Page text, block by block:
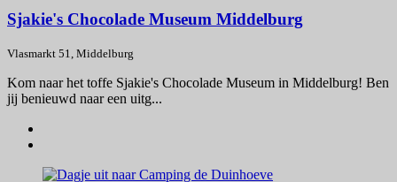
Sjakie's Chocolade Museum Middelburg
Vlasmarkt 51, Middelburg
Kom naar het toffe Sjakie's Chocolade Museum in Middelburg! Ben
jij benieuwd naar een uitg...